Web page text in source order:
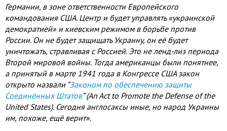
Германии, в зоне ответственности Европейского
командования США. Центр и будет управлять «украинской
демократией» и киевским режимом в борьбе против
России. Он не будет защищать Украину, он её будет
уничтожать, стравливая с Россией. Это не ленд-лиз периода
Второй мировой войны. Тогда американцы были понятнее,
а принятый в марте 1941 года в Конгрессе США закон
открыто назвали ”Законом по обеспечению защиты
Соединённых Штатов” (An Act to Promote the Defense of the
United States). Сегодня англосаксы иные, но народ Украины
им, похоже, ещё верит».